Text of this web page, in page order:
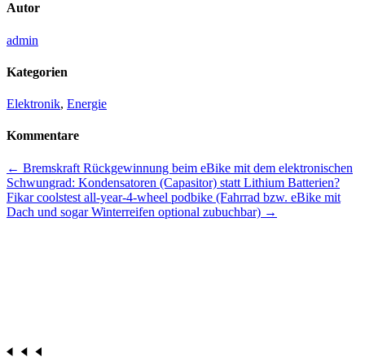
Autor
admin
Kategorien
Elektronik, Energie
Kommentare
Beitrags-
Navigation
← Bremskraft Rückgewinnung beim eBike mit dem elektronischen
Schwungrad: Kondensatoren (Capasitor) statt Lithium Batterien?
Fikar coolstest all-year-4-wheel podbike (Fahrrad bzw. eBike mit
Dach und sogar Winterreifen optional zubuchbar) →